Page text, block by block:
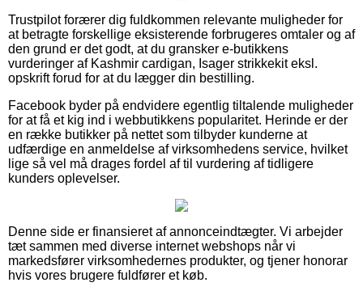
Trustpilot forærer dig fuldkommen relevante muligheder for
at betragte forskellige eksisterende forbrugeres omtaler og af
den grund er det godt, at du gransker e-butikkens
vurderinger af Kashmir cardigan, Isager strikkekit eksl.
opskrift forud for at du lægger din bestilling.
Facebook byder på endvidere egentlig tiltalende muligheder
for at få et kig ind i webbutikkens popularitet. Herinde er der
en række butikker på nettet som tilbyder kunderne at
udfærdige en anmeldelse af virksomhedens service, hvilket
lige så vel må drages fordel af til vurdering af tidligere
kunders oplevelser.
Denne side er finansieret af annonceindtægter. Vi arbejder
tæt sammen med diverse internet webshops når vi
markedsfører virksomhedernes produkter, og tjener honorar
hvis vores brugere fuldfører et køb.